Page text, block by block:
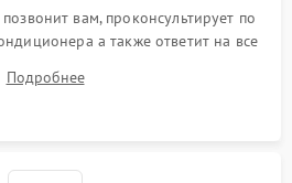
вам, проконсультирует по
а также ответит на все
Подробнее